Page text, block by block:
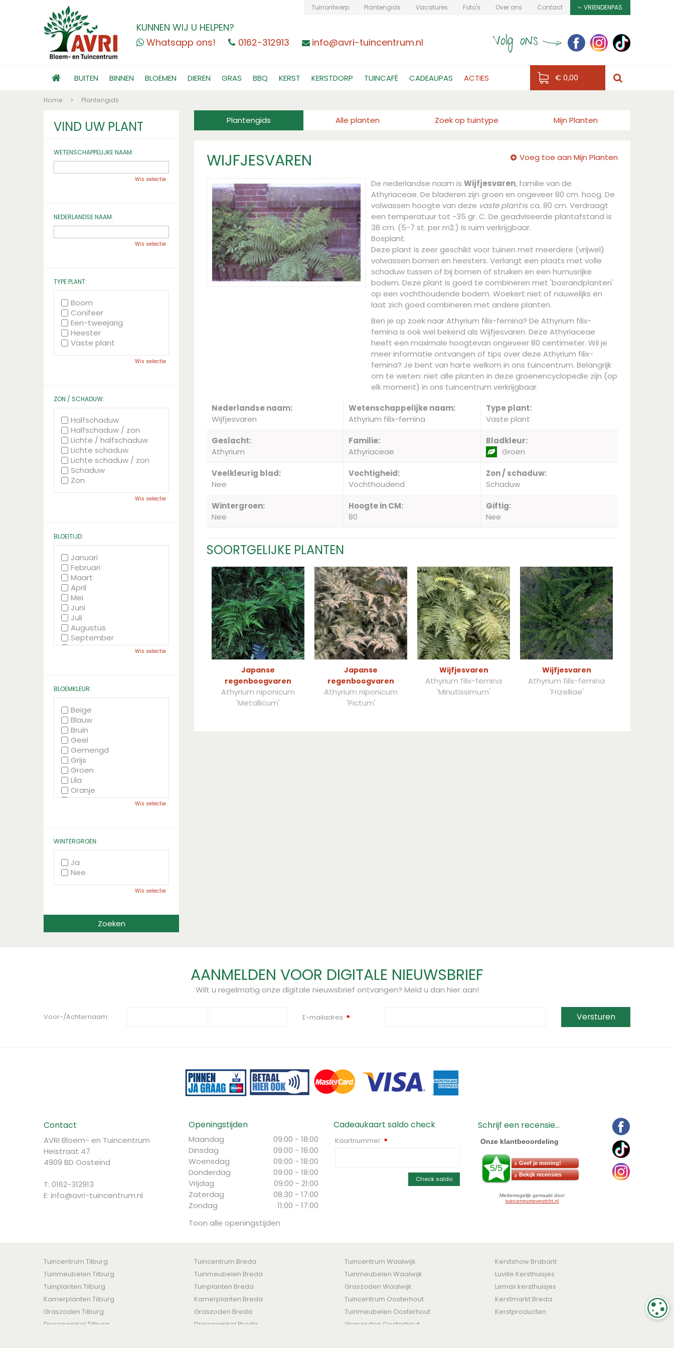
Home > Plantengids
KUNNEN WIJ U HELPEN?
Whatsapp ons!
0162-312913 info@avri-tuincentrum.nl
Tuinontwerp Plantengids Vacatures Foto's Over ons Contact VRIENDENPAS
BUITEN BINNEN BLOEMEN DIEREN GRAS BBQ KERST KERSTDORP TUINCAFÉ CADEAUPAS ACTIES € 0,00
Plantengids Alle planten Zoek op tuintype Mijn Planten
WIJFJESVAREN Voeg toe aan Mijn Planten
De nederlandse naam is Wijfjesvaren, familie van de
Athyriaceae. De bladeren zijn groen en ongeveer 80 cm. hoog. De
volwassen hoogte van deze vaste plantis ca. 80 cm. Verdraagt
een temperatuur tot -35 gr. C. De geadviseerde plantafstand is
38 cm. (5-7 st. per m2.) Is ruim verkrijgbaar.
Bosplant.
Deze plant is zeer geschikt voor tuinen met meerdere (vrijwel)
volwassen bomen en heesters. Verlangt een plaats met volle
schaduw tussen of bij bomen of struiken en een humusrijke
bodem. Deze plant is goed te combineren met 'bosrandplanten'
op een vochthoudende bodem. Woekert niet of nauwelijks en
laat zich goed combineren met andere planten.
Ben je op zoek naar Athyrium filix-femina? De Athyrium filix-
femina is ook wel bekend als Wijfjesvaren. Deze Athyriaceae
heeft een maximale hoogtevan ongeveer 80 centimeter. Wil je
meer informatie ontvangen of tips over deze Athyrium filix-
femina? Je bent van harte welkom in ons tuincentrum. Belangrijk
om te weten: niet alle planten in deze groenencyclopedie zijn (op
elk moment) in ons tuincentrum verkrijgbaar.
Nederlandse naam:
Wijfjesvaren
Wetenschappelijke naam:
Athyrium filix-femina
Type plant:
Vaste plant
Geslacht:
Athyrium
Familie:
Athyriaceae
Bladkleur:
Groen
Veelkleurig blad:
Nee
Vochtigheid:
Vochthoudend
Zon / schaduw:
Schaduw
Wintergroen:
Nee
Hoogte in CM:
80
Giftig:
Nee
SOORTGELIJKE PLANTEN
Japanse
regenboogvaren
Athyrium niponicum
'Metallicum'
Japanse
regenboogvaren
Athyrium niponicum
'Pictum'
Wijfjesvaren
Athyrium filix-femina
'Minutissimum'
Wijfjesvaren
Athyrium filix-femina
'Frizelliae'
VIND UW PLANT
WETENSCHAPPELIJKE NAAM:
Wis selectie
NEDERLANDSE NAAM:
Wis selectie
TYPE PLANT:
Boom
Conifeer
Een-tweejarig
Heester
Vaste plant
Wis selectie
ZON / SCHADUW:
Halfschaduw
Halfschaduw / zon
Lichte / halfschaduw
Lichte schaduw
Lichte schaduw / zon
Schaduw
Zon
Wis selectie
BLOEITIJD:
Januari
Februari
Maart
April
Mei
Juni
Juli
Augustus
September
Oktober
Wis selectie
BLOEMKLEUR:
Beige
Blauw
Bruin
Geel
Gemengd
Grijs
Groen
Lila
Oranje
Paars
Zwart
Wis selectie
WINTERGROEN:
Ja
Nee
Wis selectie
AANMELDEN VOOR DIGITALE NIEUWSBRIEF
Wilt u regelmatig onze digitale nieuwsbrief ontvangen? Meld u dan hier aan!
Voor-/Achternaam: E-mailadres: *
Contact
AVRI Bloem- en Tuincentrum
Heistraat 47
4909 BD Oosteind
T: 0162-312913
E: info@avri-tuincentrum.nl
Openingstijden
Maandag
09:00 - 18:00
Dinsdag
09:00 - 18:00
Woensdag
09:00 - 18:00
Donderdag
09:00 - 18:00
Vrijdag
09:00 - 21:00
Zaterdag
08:30 - 17:00
Zondag
11:00 - 17:00
Toon alle openingstijden
Cadeaukaart saldo check
Kaartnummer: *
Check saldo
Schrijf een recensie...
Tuincentrum Tilburg
Tuinmeubelen Tilburg
Tuinplanten Tilburg
Kamerplanten Tilburg
Graszoden Tilburg
Dierenwinkel Tilburg
Tuincentrum Breda
Tuinmeubelen Breda
Tuinplanten Breda
Kamerplanten Breda
Graszoden Breda
Dierenwinkel Breda
Tuincentrum Waalwijk
Tuinmeubelen Waalwijk
Graszoden Waalwijk
Tuincentrum Oosterhout
Tuinmeubelen Oosterhout
Graszoden Oosterhout
Kerstshow Brabant
Luville Kersthuisjes
Lemax kersthuisjes
Kerstmarkt Breda
Kerstproducten